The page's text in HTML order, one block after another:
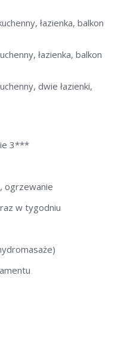
łazienka, balkon
łazienka, balkon
dwie łazienki,
3***
ogrzewanie
w tygodniu